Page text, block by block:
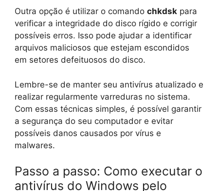
Outra opção é utilizar o comando chkdsk para
verificar a integridade do disco rígido e corrigir
possíveis erros. Isso pode ajudar a identificar
arquivos maliciosos que estejam escondidos
em setores defeituosos do disco.
Lembre-se de manter seu antivírus atualizado e
realizar regularmente varreduras no sistema.
Com essas técnicas simples, é possível garantir
a segurança do seu computador e evitar
possíveis danos causados por vírus e
malwares.
Passo a passo: Como executar o
antivírus do Windows pelo